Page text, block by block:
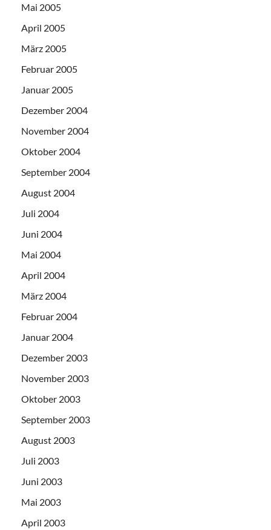
Mai 2005
April 2005
März 2005
Februar 2005
Januar 2005
Dezember 2004
November 2004
Oktober 2004
September 2004
August 2004
Juli 2004
Juni 2004
Mai 2004
April 2004
März 2004
Februar 2004
Januar 2004
Dezember 2003
November 2003
Oktober 2003
September 2003
August 2003
Juli 2003
Juni 2003
Mai 2003
April 2003